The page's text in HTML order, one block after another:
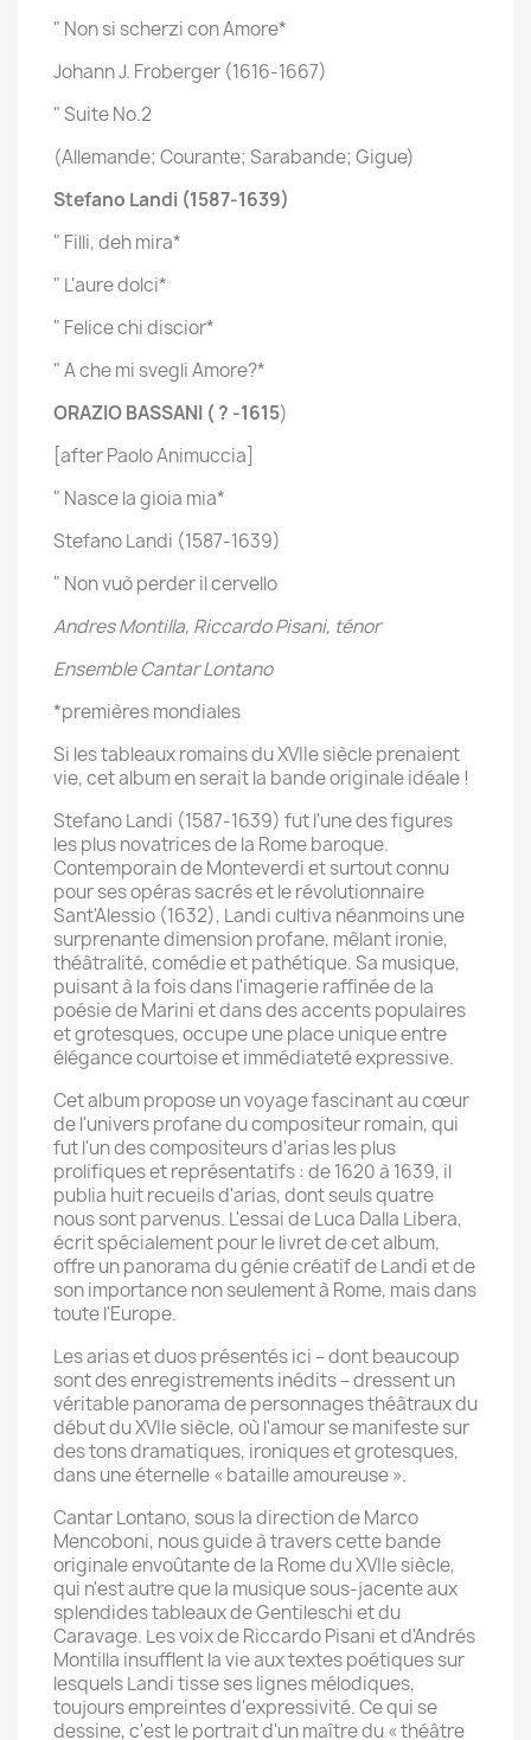
" Non si scherzi con Amore*
Johann J. Froberger (1616-1667)
" Suite No.2
(Allemande; Courante; Sarabande; Gigue)
Stefano Landi (1587-1639)
" Filli, deh mira*
" L'aure dolci*
" Felice chi discior*
" A che mi svegli Amore?*
ORAZIO BASSANI ( ? -1615)
[after Paolo Animuccia]
" Nasce la gioia mia*
Stefano Landi (1587-1639)
" Non vuò perder il cervello
Andres Montilla, Riccardo Pisani, ténor
Ensemble Cantar Lontano
*premières mondiales
Si les tableaux romains du XVIIe siècle prenaient
vie, cet album en serait la bande originale idéale !
Stefano Landi (1587-1639) fut l'une des figures
les plus novatrices de la Rome baroque.
Contemporain de Monteverdi et surtout connu
pour ses opéras sacrés et le révolutionnaire
Sant'Alessio (1632), Landi cultiva néanmoins une
surprenante dimension profane, mêlant ironie,
théâtralité, comédie et pathétique. Sa musique,
puisant à la fois dans l'imagerie raffinée de la
poésie de Marini et dans des accents populaires
et grotesques, occupe une place unique entre
élégance courtoise et immédiateté expressive.
Cet album propose un voyage fascinant au cœur
de l'univers profane du compositeur romain, qui
fut l'un des compositeurs d'arias les plus
prolifiques et représentatifs : de 1620 à 1639, il
publia huit recueils d'arias, dont seuls quatre
nous sont parvenus. L'essai de Luca Dalla Libera,
écrit spécialement pour le livret de cet album,
offre un panorama du génie créatif de Landi et de
son importance non seulement à Rome, mais dans
toute l'Europe.
Les arias et duos présentés ici – dont beaucoup
sont des enregistrements inédits – dressent un
véritable panorama de personnages théâtraux du
début du XVIIe siècle, où l'amour se manifeste sur
des tons dramatiques, ironiques et grotesques,
dans une éternelle « bataille amoureuse ».
Cantar Lontano, sous la direction de Marco
Mencoboni, nous guide à travers cette bande
originale envoûtante de la Rome du XVIIe siècle,
qui n'est autre que la musique sous-jacente aux
splendides tableaux de Gentileschi et du
Caravage. Les voix de Riccardo Pisani et d'Andrés
Montilla insufflent la vie aux textes poétiques sur
lesquels Landi tisse ses lignes mélodiques,
toujours empreintes d'expressivité. Ce qui se
dessine, c'est le portrait d'un maître du « théâtre